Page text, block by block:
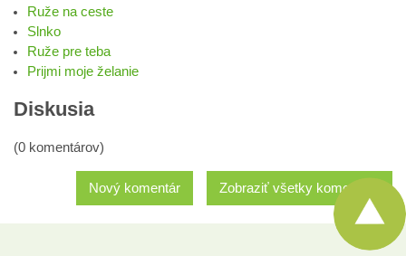
Ruže na ceste
Slnko
Ruže pre teba
Prijmi moje želanie
Diskusia
(0 komentárov)
Zobraziť všetky komentáre
Nový komentár